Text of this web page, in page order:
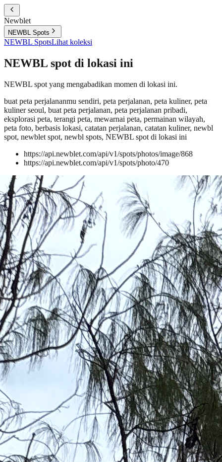
Newblet
NEWBL Spots
NEWBL SpotsLihat koleksi
NEWBL spot di lokasi ini
NEWBL spot yang mengabadikan momen di lokasi ini.
buat peta perjalananmu sendiri, peta perjalanan, peta kuliner, peta
kuliner seoul, buat peta perjalanan, peta perjalanan pribadi,
eksplorasi peta, terangi peta, mewarnai peta, permainan wilayah,
peta foto, berbasis lokasi, catatan perjalanan, catatan kuliner, newbl
spot, newblet spot, newbl spots, NEWBL spot di lokasi ini
https://api.newblet.com/api/v1/spots/photos/image/868
https://api.newblet.com/api/v1/spots/photo/470